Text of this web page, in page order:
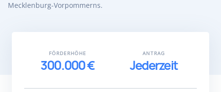
Mecklenburg-Vorpommerns.
FÖRDERHÖHE
300.000 €
ANTRAG
Jederzeit